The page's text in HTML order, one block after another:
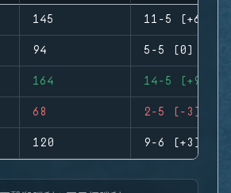
145 11-5 (+6)
94 5-5 (0)
164 14-5 (+9)
68 2-5 (-3)
120 9-6 (+3)